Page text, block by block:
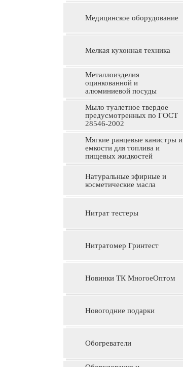
Медицинское оборудование
Мелкая кухонная техника
Металлоизделия
оцинкованной и
алюминиевой посуды
Мыло туалетное твердое
предусмотренных по ГОСТ
28546-2002
Мягкие ранцевые канистры и
емкости для топлива и
пищевых жидкостей
Натуральные эфирные и
косметические масла
Нитрат тестеры
Нитратомер Гринтест
Новинки ТК МногоеОптом
Новогодние подарки
Обогреватели